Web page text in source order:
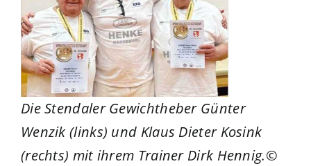
Die Stendaler Gewichtheber Günter
Wenzik (links) und Klaus Dieter Kosink
(rechts) mit ihrem Trainer Dirk Hennig.©